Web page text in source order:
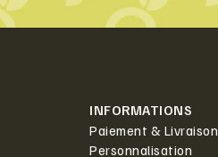
INFORMATIONS
Paiement & Livraison
Personnalisation